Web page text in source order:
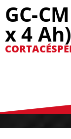
GC-
x 4 Ah)